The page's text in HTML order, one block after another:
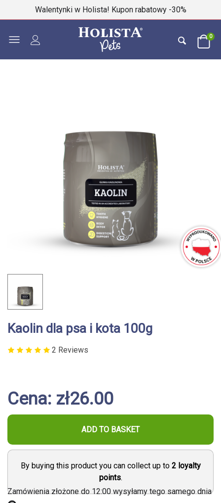
Walentynki w Holista! Kupon rabatowy -30%
0
Kaolin dla psa i kota 100g
2 Reviews
Cena: zł26.00
ADD TO BASKET
By buying this product you can collect up to 2loyalty
points.
Zamówienia złożone do 12:00 wysyłamy tego samego dnia